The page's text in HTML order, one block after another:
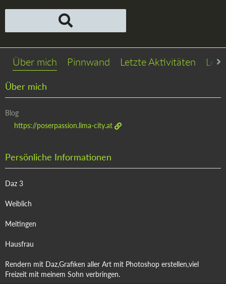
Über mich Pinnwand Letzte Aktivitäten
Über mich
Blog
https://poserpassion.lima-city.at
Persönliche Informationen
Daz 3
Weiblich
Meitingen
Hausfrau
Rendern mit Daz,Grafiken aller Art mit Photoshop erstellen,viel
Freizeit mit meinem Sohn verbringen.